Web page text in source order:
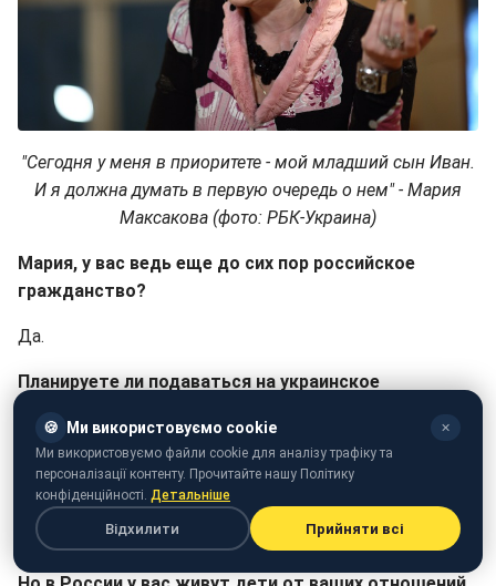
"Сегодня у меня в приоритете - мой младший сын Иван.
И я должна думать в первую очередь о нем" - Мария
Максакова (фото: РБК-Украина)
Мария, у вас ведь еще до сих пор российское
гражданство?
Да.
Планируете ли подаваться на украинское
Надеюсь, что в скором времени получу постоянный
вид на жительство. Есть же определенные сроки,
которые необходимо соблюдать. Вот уже год я живу
в Украине, не уезжая совсем.
🍪 Ми використовуємо cookie ✕
Ми використовуємо файли cookie для аналізу трафіку та
персоналізації контенту. Прочитайте нашу Політику
конфіденційності. Детальніше
Відхилити Прийняти всі